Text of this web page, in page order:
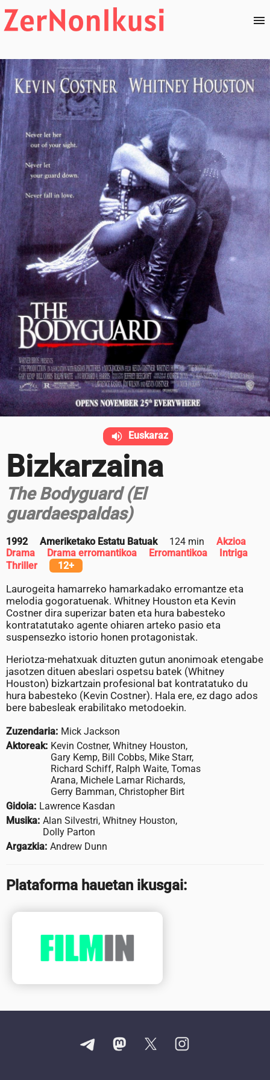
Bizkarzaina
The Bodyguard (El
guardaespaldas)
1992 Ameriketako Estatu Batuak 124 min
Akzioa
Drama
Drama erromantikoa Erromantikoa
Intriga
Thriller
12+
Laurogeita hamarreko hamarkadako erromantze eta
melodia gogoratuenak. Whitney Houston eta Kevin
Costner dira superizar baten eta hura babesteko
kontratatutako agente ohiaren arteko pasio eta
suspensezko istorio honen protagonistak.
Heriotza-mehatxuak dituzten gutun anonimoak etengabe
jasotzen dituen abeslari ospetsu batek (Whitney
Houston) bizkartzain profesional bat kontratatuko du
hura babesteko (Kevin Costner). Hala ere, ez dago ados
bere babesleak erabilitako metodoekin.
Zuzendaria: Mick Jackson
Aktoreak: Kevin Costner, Whitney Houston,
Gary Kemp, Bill Cobbs, Mike Starr,
Richard Schiff, Ralph Waite, Tomas
Arana, Michele Lamar Richards,
Gerry Bamman, Christopher Birt
Gidoia: Lawrence Kasdan
Musika: Alan Silvestri, Whitney Houston,
Dolly Parton
Argazkia: Andrew Dunn
Plataforma hauetan ikusgai:
Euskaraz